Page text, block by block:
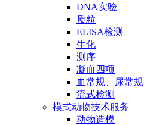
DNA实验
质粒
ELISA检测
生化
测序
凝血四项
血常规、尿常规
流式检测
模式动物技术服务
动物造模